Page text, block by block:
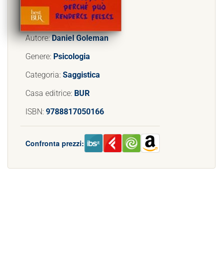
Autore:Daniel Goleman
Genere: Psicologia
Categoria: Saggistica
Casa editrice: BUR
ISBN: 9788817050166
Confronta prezzi: